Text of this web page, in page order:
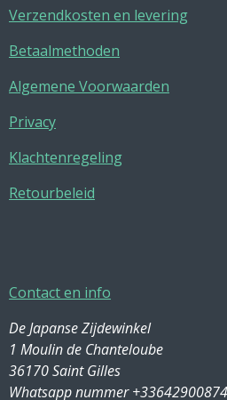
Verzendkosten en levering
Betaalmethoden
Algemene Voorwaarden
Privacy
Klachtenregeling
Retourbeleid
Contact en info
De Japanse Zijdewinkel
1 Moulin de Chanteloube
36170 Saint Gilles
Whatsapp nummer +33642900874